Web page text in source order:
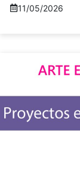
11/05/2026